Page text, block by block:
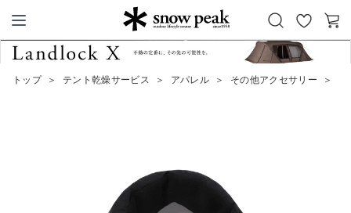
Snow Peak
お
気
カ
トップ ＞ テント乾燥サービス ＞ アパレル ＞ その他アクセサリー ＞